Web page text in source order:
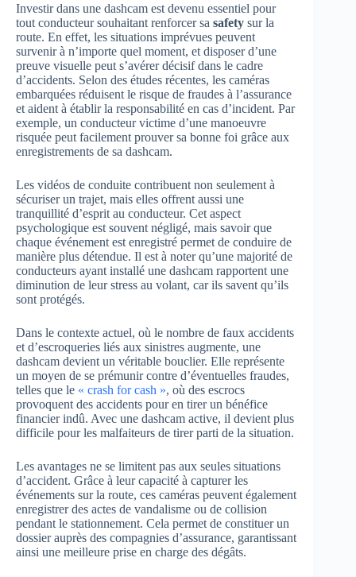
Investir dans une dashcam est devenu essentiel pour
tout conducteur souhaitant renforcer sa safety sur la
route. En effet, les situations imprévues peuvent
survenir à n’importe quel moment, et disposer d’une
preuve visuelle peut s’avérer décisif dans le cadre
d’accidents. Selon des études récentes, les caméras
embarquées réduisent le risque de fraudes à l’assurance
et aident à établir la responsabilité en cas d’incident. Par
exemple, un conducteur victime d’une manoeuvre
risquée peut facilement prouver sa bonne foi grâce aux
enregistrements de sa dashcam.
Les vidéos de conduite contribuent non seulement à
sécuriser un trajet, mais elles offrent aussi une
tranquillité d’esprit au conducteur. Cet aspect
psychologique est souvent négligé, mais savoir que
chaque événement est enregistré permet de conduire de
manière plus détendue. Il est à noter qu’une majorité de
conducteurs ayant installé une dashcam rapportent une
diminution de leur stress au volant, car ils savent qu’ils
sont protégés.
Dans le contexte actuel, où le nombre de faux accidents
et d’escroqueries liés aux sinistres augmente, une
dashcam devient un véritable bouclier. Elle représente
un moyen de se prémunir contre d’éventuelles fraudes,
telles que le « crash for cash », où des escrocs
provoquent des accidents pour en tirer un bénéfice
financier indû. Avec une dashcam active, il devient plus
difficile pour les malfaiteurs de tirer parti de la situation.
Les avantages ne se limitent pas aux seules situations
d’accident. Grâce à leur capacité à capturer les
événements sur la route, ces caméras peuvent également
enregistrer des actes de vandalisme ou de collision
pendant le stationnement. Cela permet de constituer un
dossier auprès des compagnies d’assurance, garantissant
ainsi une meilleure prise en charge des dégâts.